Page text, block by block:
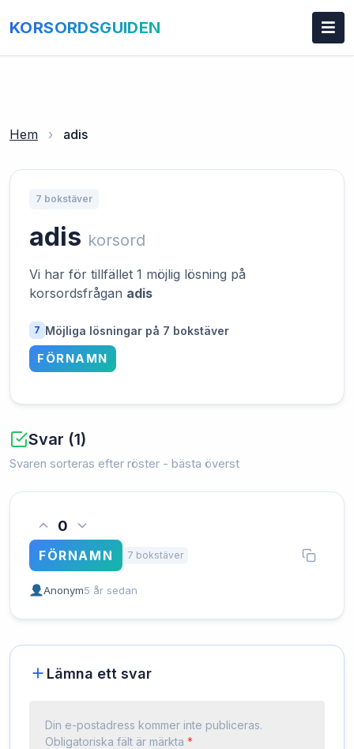
KORSORDSGUIDEN
Hem › adis
7 bokstäver
adis korsord
Vi har för tillfället 1 möjlig lösning på
korsordsfrågan adis
7 Möjliga lösningar på 7 bokstäver
FÖRNAMN
Svar (1)
Svaren sorteras efter röster - bästa överst
0
FÖRNAMN 7 bokstäver
Anonym5 år sedan
Lämna ett svar
Din e-postadress kommer inte publiceras.
Obligatoriska fält är märkta *